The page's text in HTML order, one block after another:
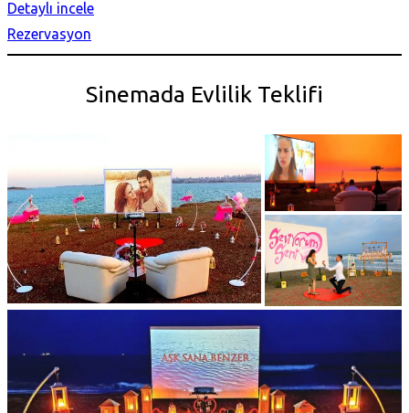
Detaylı incele
Rezervasyon
Sinemada Evlilik Teklifi